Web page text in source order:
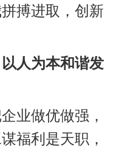
搏进取，创新
人为本和谐发
业做优做强，
福利是天职，